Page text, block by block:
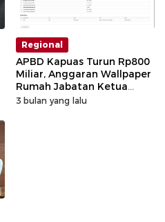
Regional
APBD Kapuas Turun Rp800
Miliar, Anggaran Wallpaper
Rumah Jabatan Ketua
DPRD Capai Rp1,5 Miliar
3 bulan yang lalu